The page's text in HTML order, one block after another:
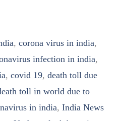
, corona virus in india,
infection in india,
, covid 19, death toll due
toll in world due to
in india, India News